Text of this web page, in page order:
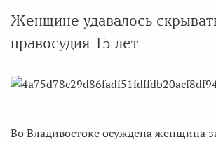
Женщине удавалось
правосудия 15 лет
Во Владивостоке осуждена женщина